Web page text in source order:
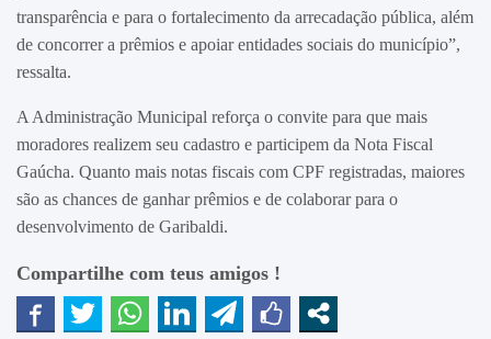
transparência e para o fortalecimento da arrecadação pública, além
de concorrer a prêmios e apoiar entidades sociais do município”,
ressalta.
A Administração Municipal reforça o convite para que mais
moradores realizem seu cadastro e participem da Nota Fiscal
Gaúcha. Quanto mais notas fiscais com CPF registradas, maiores
são as chances de ganhar prêmios e de colaborar para o
desenvolvimento de Garibaldi.
Compartilhe com teus amigos !